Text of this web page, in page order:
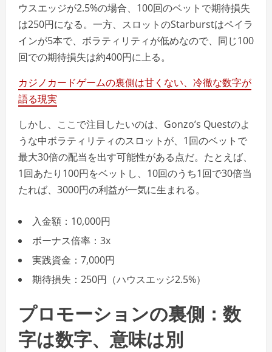
ウスエッジが2.5%の場合、100回のベットで期待損失
は250円になる。一方、スロットのStarburstはペイラ
インが5本で、ボラティリティが低めなので、同じ100
回での期待損失は約400円に上る。
カジノカードゲームの裏側は甘くない、冷徹な数字が
語る現実
しかし、ここで注目したいのは、Gonzo’s Questのよ
うな中ボラティリティのスロットが、1回のベットで
最大30倍の配当を出す可能性がある点だ。たとえば、
1回あたり100円をベットし、10回のうち1回で30倍当
たれば、3000円の利益が一気に生まれる。
入金額：10,000円
ボーナス倍率：3x
実践資金：7,000円
期待損失：250円（ハウスエッジ2.5%）
プロモーションの裏側：数
字は数字、意味は別